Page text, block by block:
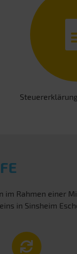
im Rahmen einer
in Sinsheim